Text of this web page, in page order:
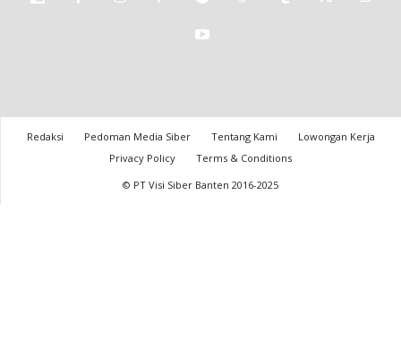
Redaksi Pedoman Media Siber Tentang Kami
Lowongan Kerja
Privacy Policy
Terms & Conditions
© PT Visi Siber Banten 2016-2025